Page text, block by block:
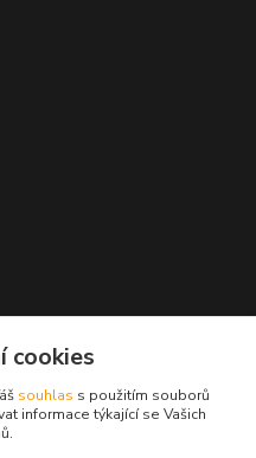
cookies
souhlas s použitím souborů
informace týkající se Vašich